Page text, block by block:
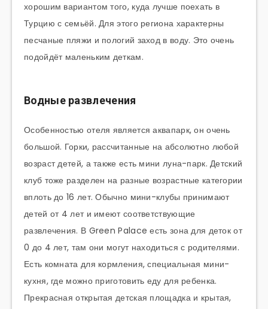
хорошим вариантом того, куда лучше поехать в
Турцию с семьёй. Для этого региона характерны
песчаные пляжи и пологий заход в воду. Это очень
подойдёт маленьким деткам.
Водные развлечения
Особенностью отеля является аквапарк, он очень
большой. Горки, рассчитанные на абсолютно любой
возраст детей, а также есть мини луна-парк. Детский
клуб тоже разделен на разные возрастные категории
вплоть до 16 лет. Обычно мини-клубы принимают
детей от 4 лет и имеют соответствующие
развлечения. В Green Palace есть зона для деток от
0 до 4 лет, там они могут находиться с родителями.
Есть комната для кормления, специальная мини-
кухня, где можно приготовить еду для ребенка.
Прекрасная открытая детская площадка и крытая,